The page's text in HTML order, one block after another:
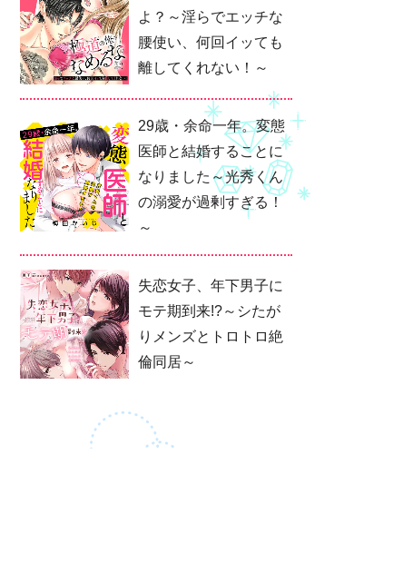
よ？～淫らでエッチな
腰使い、何回イッても
離してくれない！～
29歳・余命一年。変態
医師と結婚することに
なりました～光秀くん
の溺愛が過剰すぎる！
～
失恋女子、年下男子に
モテ期到来!?～シたが
りメンズとトロトロ絶
倫同居～